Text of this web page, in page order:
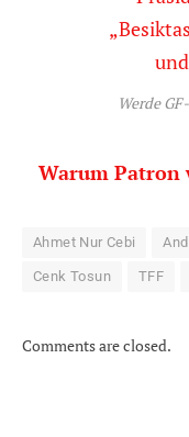
Werde
Warum Patron
Ahmet Nur Cebi
Cenk Tosun TFF
Comments are closed.